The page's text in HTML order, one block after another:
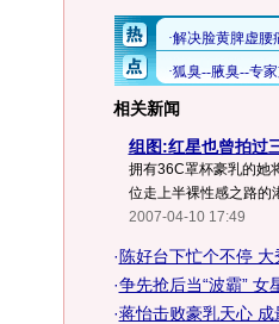
相关新闻
组图:红星也曾拍过
拥有36C罩杯豪乳的她
位走上半裸性感之路的
2007-04-10 17:49
· 陈好台下忙个不停
·争先抢后当“波霸”
·蒋怡击败豪乳天心